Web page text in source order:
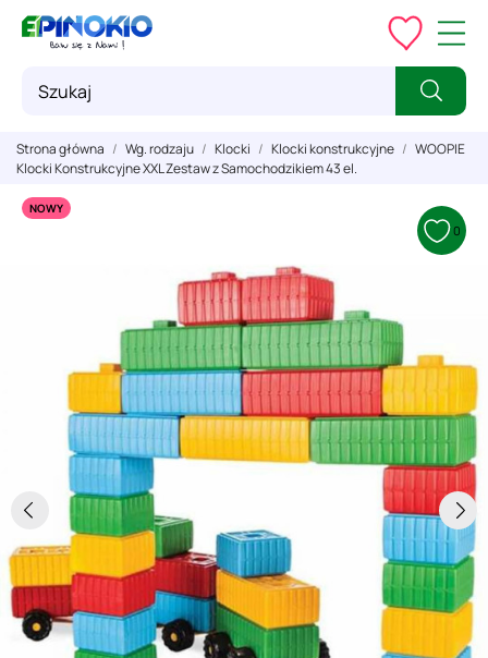
Strona główna Wg. rodzaju Klocki Klocki konstrukcyjne
WOOPIE
Klocki Konstrukcyjne XXL Zestaw z Samochodzikiem 43 el.
NOWY
0